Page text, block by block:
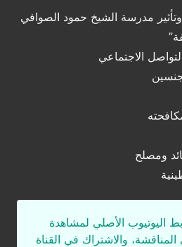
مدرسة الشيخ حمود الصوافي
الاجتماعي
ومصلح
اليوتيوب الأصلي لمشاهدة
والاشتراك في القناة